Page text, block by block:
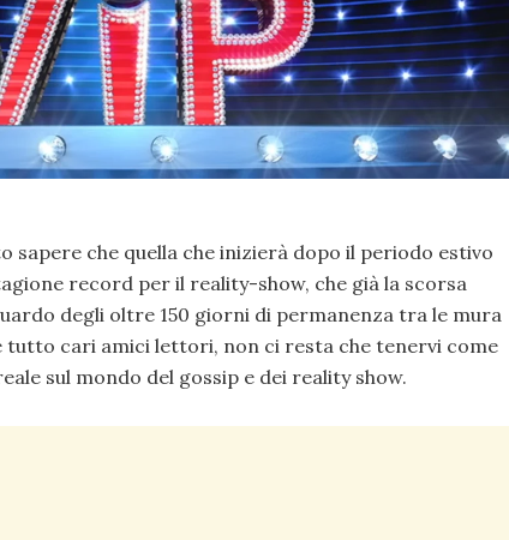
sapere che quella che inizierà dopo il periodo estivo
record per il reality-show, che già la scorsa
degli oltre 150 giorni di permanenza tra le mura
tutto cari amici lettori, non ci resta che tenervi come
sul mondo del gossip e dei reality show.